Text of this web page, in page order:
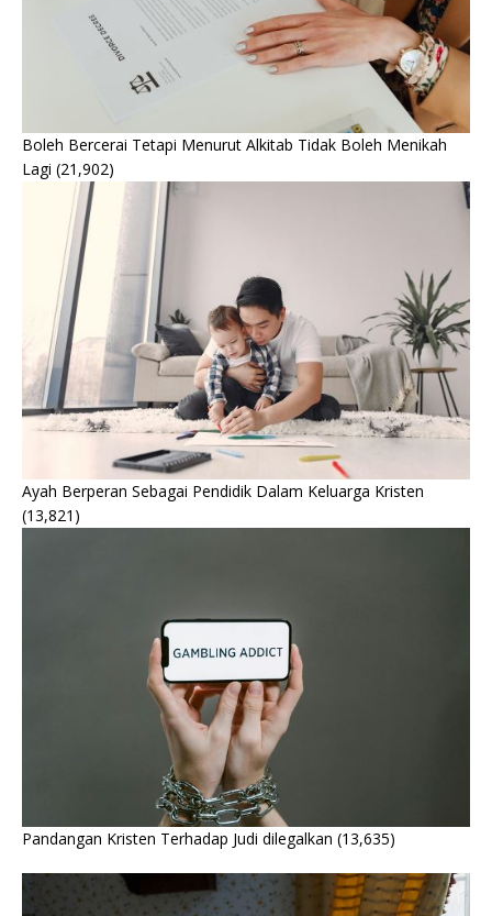
Boleh Bercerai Tetapi Menurut Alkitab Tidak Boleh Menikah
Lagi (21,902)
Ayah Berperan Sebagai Pendidik Dalam Keluarga Kristen
(13,821)
Pandangan Kristen Terhadap Judi dilegalkan (13,635)